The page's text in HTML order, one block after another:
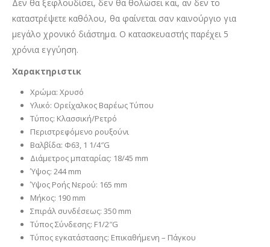
Δεν θα ξεφλουδίσει, δεν θα θολώσει και, αν δεν το
καταστρέψετε καθόλου, θα φαίνεται σαν καινούργιο για
μεγάλο χρονικό διάστημα. Ο κατασκευαστής παρέχει 5
χρόνια εγγύηση.
Χαρακτηριστικ
Χρώμα: Χρυσό
Υλικό: Ορείχαλκος Βαρέως Τύπου
Τύπος: Κλασσική/Ρετρό
Περιστρεφόμενο ρουξούνι
Βαλβίδα: Φ63, 1 1/4″G
Διάμετρος μπαταρίας: 18/45 mm
Ύψος: 244 mm
Ύψος Ροής Νερού: 165 mm
Μήκος: 190 mm
Σπιράλ συνδέσεως: 350 mm
Τύπος Σύνδεσης: F1/2″G
Τύπος εγκατάστασης: Επικαθήμενη – Πάγκου